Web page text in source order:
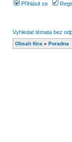
Přihlásit se
Vyhledat témata bez
Obsah fóra » Poradna